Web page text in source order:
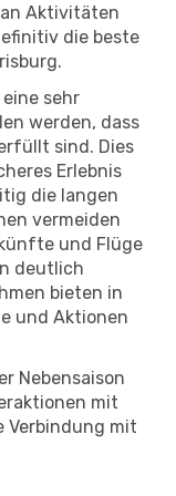
Aktivitäten
die beste
eine sehr
werden, dass
sind. Dies
Erlebnis
die langen
vermeiden
und Flüge
deutlich
bieten in
und Aktionen
Nebensaison
mit
Verbindung mit